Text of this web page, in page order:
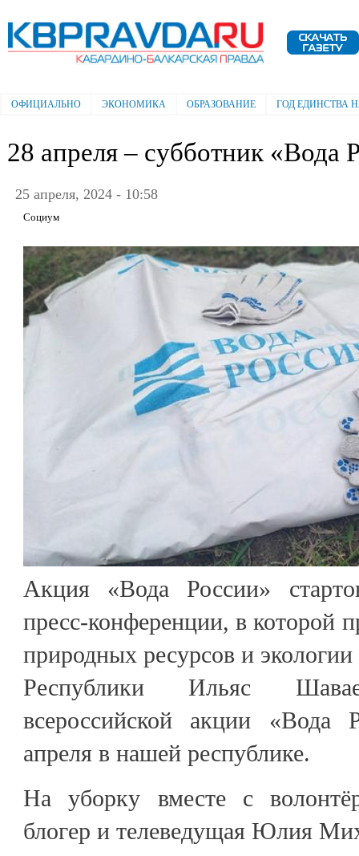
Электронная газета "Кабардино-
Балкарская правда"
Главное меню
ОФИЦИАЛЬНО ЭКОНОМИКА ОБРАЗОВАНИЕ ГОД ЕДИНСТВА
28 апреля – субботник «Вода
25 апреля, 2024 - 10:58
Социум
Акция «Вода России»
пресс-конференции, в которой
природных ресурсов и
Республики Ильяс
всероссийской акции «Вода
апреля в нашей республике.
На уборку вместе с
блогер и телеведущая Юлия